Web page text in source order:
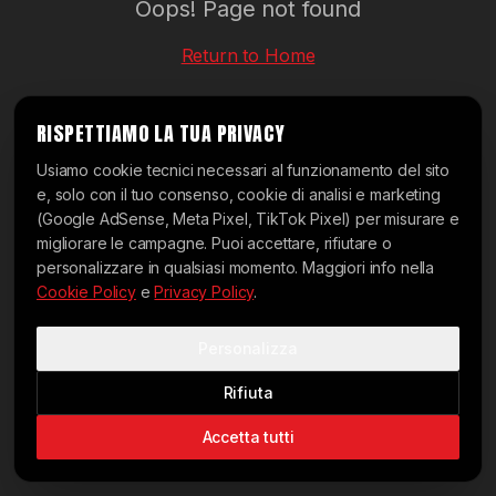
RISPETTIAMO LA TUA PRIVACY
Usiamo cookie tecnici necessari al funzionamento del sito
e, solo con il tuo consenso, cookie di analisi e marketing
(Google AdSense, Meta Pixel, TikTok Pixel) per misurare e
migliorare le campagne. Puoi accettare, rifiutare o
personalizzare in qualsiasi momento. Maggiori info nella
Cookie Policy e Privacy Policy.
Rifiuta
Accetta tutti
Oops! Page not found
Return to Home